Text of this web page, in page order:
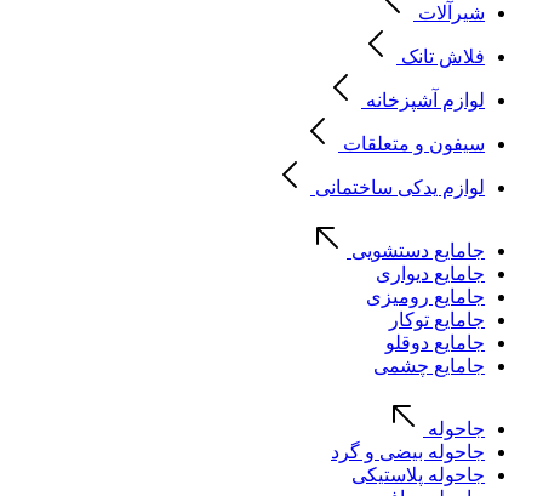
شیرآلات
فلاش تانک
لوازم آشپزخانه
سیفون و متعلقات
لوازم یدکی ساختمانی
جامایع دستشویی
جامایع دیواری
جامایع رومیزی
جامایع توکار
جامایع دوقلو
جامایع چشمی
جاحوله
جاحوله بیضی و گرد
جاحوله پلاستیکی